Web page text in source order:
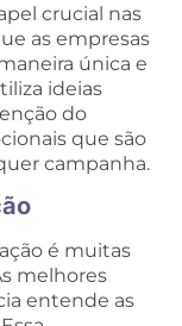
crucial nas
as empresas
única e
ideias
do
que são
campanha.
é muitas
melhores
entende as